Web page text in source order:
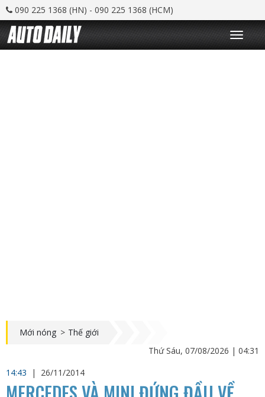
090 225 1368 (HN) - 090 225 1368 (HCM)
T
o
g
Mới nóng > Thế giới
Thứ Sáu, 07/08/2026 | 04:31
14:43
| 26/11/2014